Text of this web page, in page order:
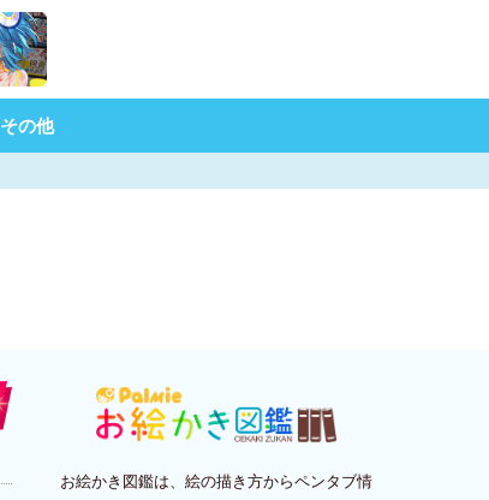
その他
お絵かき図鑑は、絵の描き方からペンタブ情